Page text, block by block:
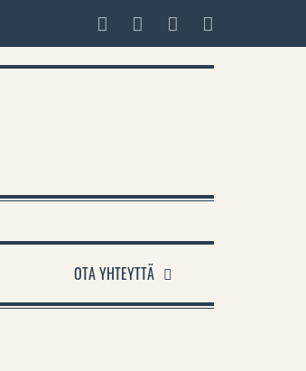
OTA YHTEYTTÄ